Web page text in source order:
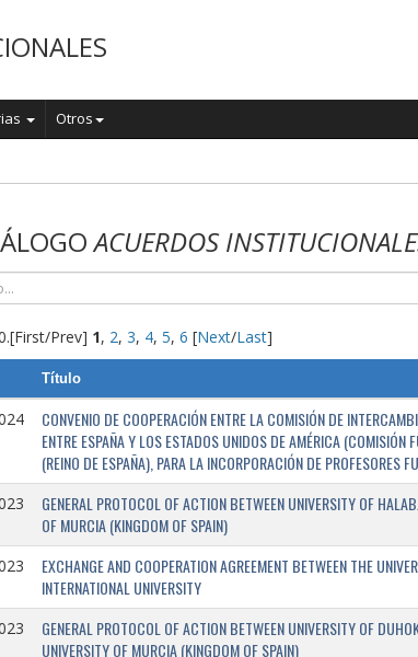
Otros
ACUERDOS
[First/Prev] 1, 2, 3, 4, 5, 6 [Next/Last]
Título
CONVENIO DE COOPERACIÓN ENTRE LA COMISIÓN DE
ENTRE ESPAÑA Y LOS ESTADOS UNIDOS DE AMÉRICA
(REINO DE ESPAÑA), PARA LA INCORPORACIÓN DE PROFESORES
GENERAL PROTOCOL OF ACTION BETWEEN UNIVERSITY OF
OF MURCIA (KINGDOM OF SPAIN)
EXCHANGE AND COOPERATION AGREEMENT BETWEEN THE
INTERNATIONAL UNIVERSITY
GENERAL PROTOCOL OF ACTION BETWEEN UNIVERSITY OF
UNIVERSITY OF MURCIA (KINGDOM OF SPAIN)